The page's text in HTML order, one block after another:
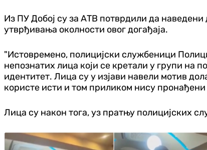
Из ПУ Добој су за АТВ потврдили да
утврђивања околности овог догађаја.
"Истовремено, полицијски службеници
непознатих лица који се кретали у групи на
идентитет. Лица су у изјави навели мотив
користе исти и том приликом нису пронађени
Лица су након тога, уз пратњу полицијских